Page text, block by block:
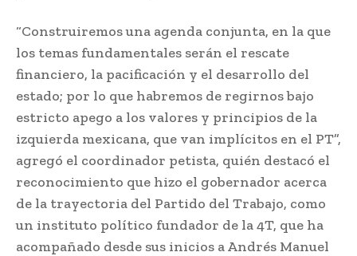
“Construiremos una agenda conjunta, en la que
los temas fundamentales serán el rescate
financiero, la pacificación y el desarrollo del
estado; por lo que habremos de regirnos bajo
estricto apego a los valores y principios de la
izquierda mexicana, que van implícitos en el PT”,
agregó el coordinador petista, quién destacó el
reconocimiento que hizo el gobernador acerca
de la trayectoria del Partido del Trabajo, como
un instituto político fundador de la 4T, que ha
acompañado desde sus inicios a Andrés Manuel